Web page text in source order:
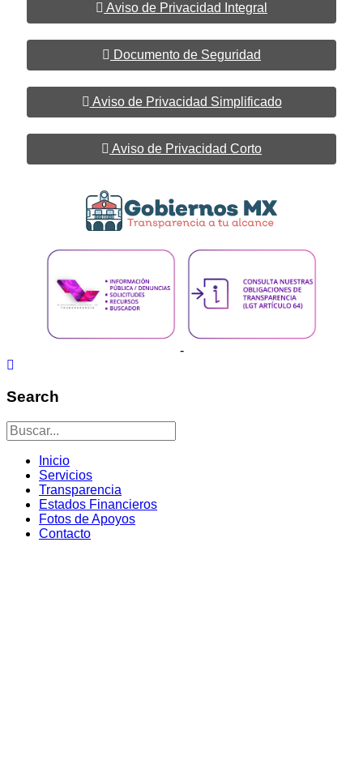
Aviso de Privacidad Integral
Documento de Seguridad
Aviso de Privacidad Simplificado
Aviso de Privacidad Corto
-
Search
Inicio
Servicios
Transparencia
Estados Financieros
Fotos de Apoyos
Contacto